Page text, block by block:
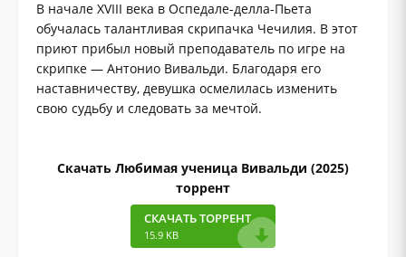
В начале XVIII века в Оспедале-делла-Пьета
обучалась талантливая скрипачка Чечилия. В этот
приют прибыл новый преподаватель по игре на
скрипке — Антонио Вивальди. Благодаря его
наставничеству, девушка осмелилась изменить
свою судьбу и следовать за мечтой.
Скачать Любимая ученица Вивальди (2025)
торрент
СКАЧАТЬ ТОРРЕНТ
15.9 KB